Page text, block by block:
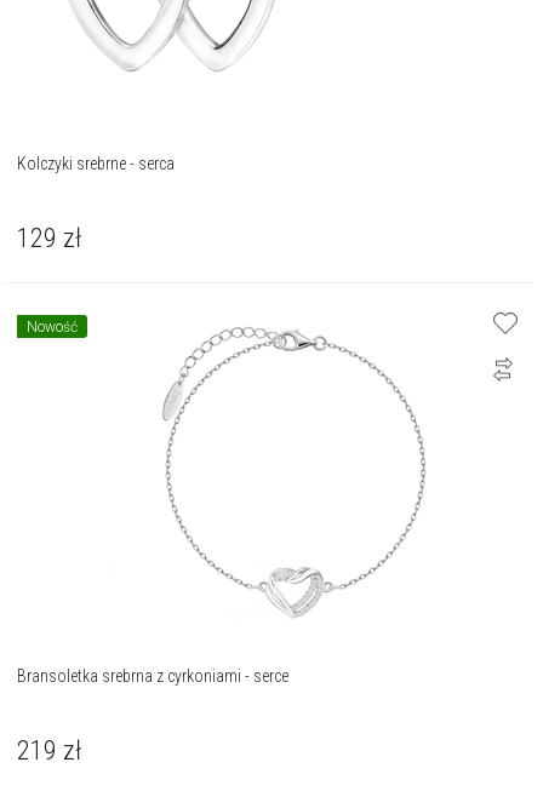
Kolczyki srebrne - serca
129 zł
Nowość
Bransoletka srebrna z cyrkoniami - serce
219 zł